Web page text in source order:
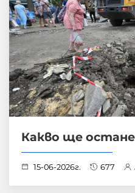
Какво ще
15-06-2026г. 677